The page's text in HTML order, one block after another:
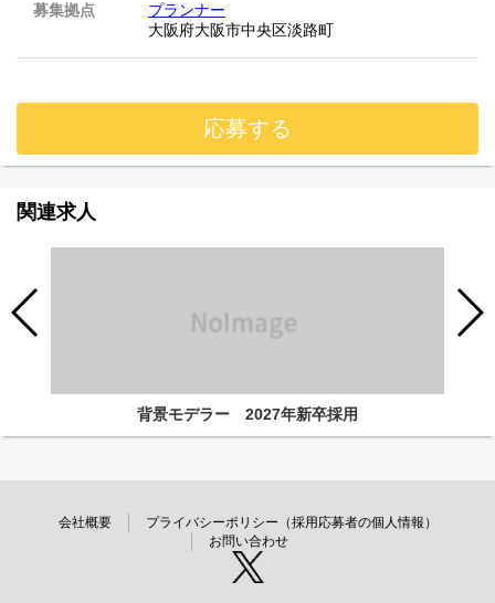
募集拠点
プランナー
大阪府大阪市中央区淡路町
応募する
関連求人
背景モデラー 2027年新卒採用
会社概要
プライバシーポリシー（採用応募者の個人情報）
お問い合わせ